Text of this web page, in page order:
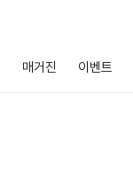
매거진 이벤트